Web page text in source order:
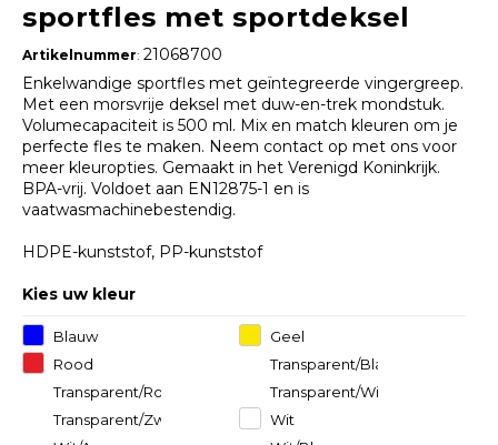
sportfles met sportdeksel
Artikelnummer:21068700
Enkelwandige sportfles met geïntegreerde vingergreep.
Met een morsvrije deksel met duw-en-trek mondstuk.
Volumecapaciteit is 500 ml. Mix en match kleuren om je
perfecte fles te maken. Neem contact op met ons voor
meer kleuropties. Gemaakt in het Verenigd Koninkrijk.
BPA-vrij. Voldoet aan EN12875-1 en is
vaatwasmachinebestendig.
HDPE-kunststof, PP-kunststof
Kies uw kleur
Blauw
Geel
Rood
Transparent/Blauw
Transparent/Rood
Transparent/Wit
Transparent/Zwart
Wit